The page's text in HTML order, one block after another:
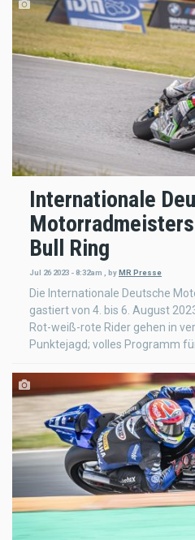
Internationale
Bull Ring
Jul 26 2023 - 8:32am byMR Presse
Die Internationale Deutsche
gastiert von 4. bis 6. August
Rot-weiß-rote Rider gehen in
Punktejagd; volles Programm